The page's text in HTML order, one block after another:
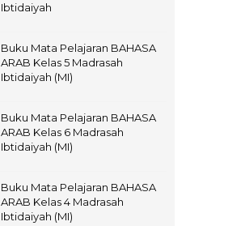
Ibtidaiyah
Buku Mata Pelajaran BAHASA
ARAB Kelas 5 Madrasah
Ibtidaiyah (MI)
Buku Mata Pelajaran BAHASA
ARAB Kelas 6 Madrasah
Ibtidaiyah (MI)
Buku Mata Pelajaran BAHASA
ARAB Kelas 4 Madrasah
Ibtidaiyah (MI)